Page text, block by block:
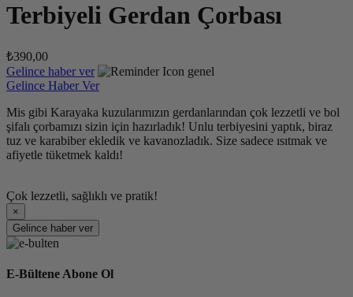
Terbiyeli Gerdan Çorbası
₺390,00
Gelince haber ver
genel
Gelince Haber Ver
Mis gibi Karayaka kuzularımızın gerdanlarından çok lezzetli ve bol
şifalı çorbamızı sizin için hazırladık! Unlu terbiyesini yaptık, biraz
tuz ve karabiber ekledik ve kavanozladık. Size sadece ısıtmak ve
afiyetle tüketmek kaldı!
Çok lezzetli, sağlıklı ve pratik!
×
Gelince haber ver
E-Bültene Abone Ol